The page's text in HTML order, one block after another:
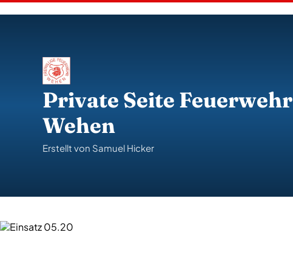
S
k
Private Seite Feuerwehr
Wehen
Erstellt von Samuel Hicker